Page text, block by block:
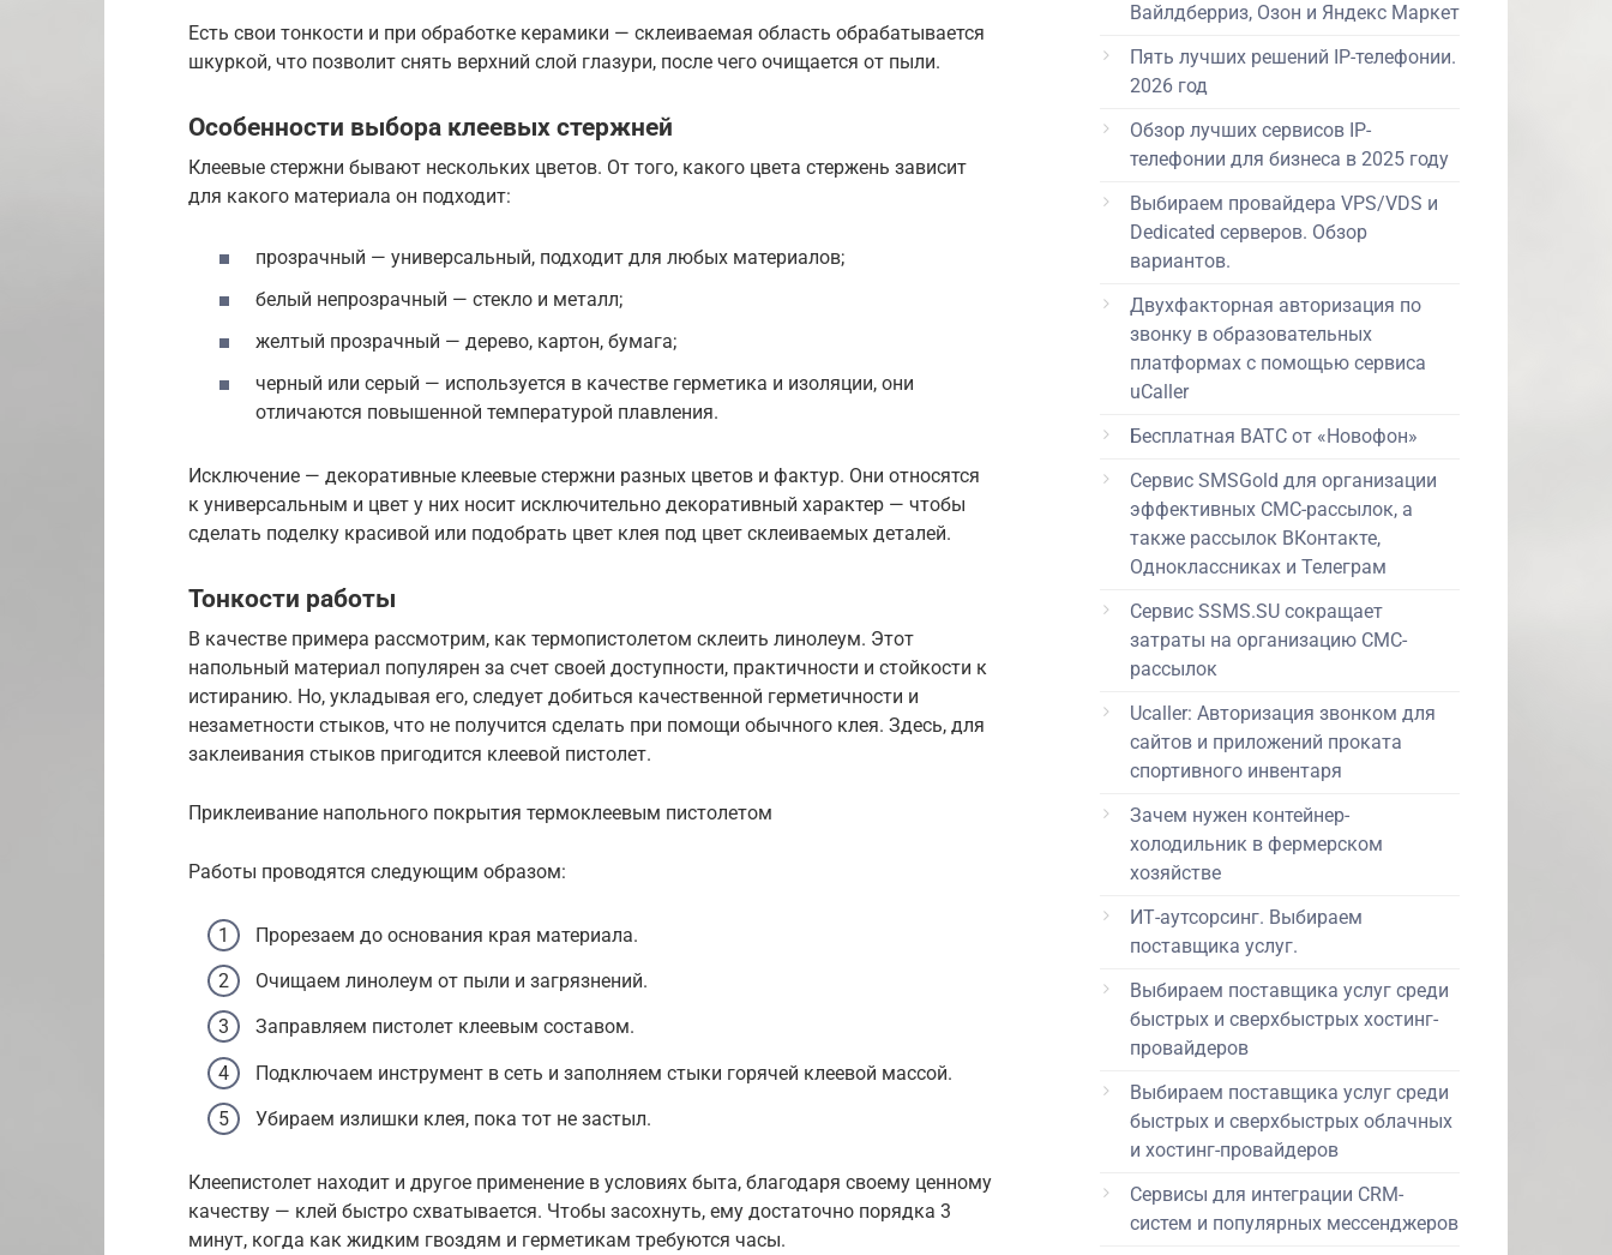
Есть свои тонкости и при обработке керамики — склеиваемая область обрабатывается
шкуркой, что позволит снять верхний слой глазури, после чего очищается от пыли.
Особенности выбора клеевых стержней
Клеевые стержни бывают нескольких цветов. От того, какого цвета стержень зависит
для какого материала он подходит:
прозрачный — универсальный, подходит для любых материалов;
белый непрозрачный — стекло и металл;
желтый прозрачный — дерево, картон, бумага;
черный или серый — используется в качестве герметика и изоляции, они
отличаются повышенной температурой плавления.
Исключение — декоративные клеевые стержни разных цветов и фактур. Они относятся
к универсальным и цвет у них носит исключительно декоративный характер — чтобы
сделать поделку красивой или подобрать цвет клея под цвет склеиваемых деталей.
Тонкости работы
В качестве примера рассмотрим, как термопистолетом склеить линолеум. Этот
напольный материал популярен за счет своей доступности, практичности и стойкости к
истиранию. Но, укладывая его, следует добиться качественной герметичности и
незаметности стыков, что не получится сделать при помощи обычного клея. Здесь, для
заклеивания стыков пригодится клеевой пистолет.
Приклеивание напольного покрытия термоклеевым пистолетом
Работы проводятся следующим образом:
Прорезаем до основания края материала.
Очищаем линолеум от пыли и загрязнений.
Заправляем пистолет клеевым составом.
Подключаем инструмент в сеть и заполняем стыки горячей клеевой массой.
Убираем излишки клея, пока тот не застыл.
Клеепистолет находит и другое применение в условиях быта, благодаря своему ценному
качеству — клей быстро схватывается. Чтобы засохнуть, ему достаточно порядка 3
минут, когда как жидким гвоздям и герметикам требуются часы.
Вайлдберриз, Озон и Яндекс Маркет
Пять лучших решений IP-телефонии.
2026 год
Обзор лучших сервисов IP-
телефонии для бизнеса в 2025 году
Выбираем провайдера VPS/VDS и
Dedicated серверов. Обзор
вариантов.
Двухфакторная авторизация по
звонку в образовательных
платформах с помощью сервиса
uCaller
Бесплатная ВАТС от «Новофон»
Сервис SMSGold для организации
эффективных СМС-рассылок, а
также рассылок ВКонтакте,
Одноклассниках и Телеграм
Сервис SSMS.SU сокращает
затраты на организацию СМС-
рассылок
Ucaller: Авторизация звонком для
сайтов и приложений проката
спортивного инвентаря
Зачем нужен контейнер-
холодильник в фермерском
хозяйстве
ИТ-аутсорсинг. Выбираем
поставщика услуг.
Выбираем поставщика услуг среди
быстрых и сверхбыстрых хостинг-
провайдеров
Выбираем поставщика услуг среди
быстрых и сверхбыстрых облачных
и хостинг-провайдеров
Сервисы для интеграции CRM-
систем и популярных мессенджеров